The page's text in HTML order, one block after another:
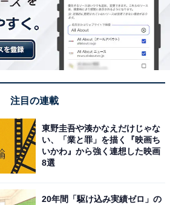
注目の連載
東野圭吾や湊かなえだけじゃな
い、「業と罪」を描く『映画ち
いかわ』から強く連想した映画
8選
20年間「駆け込み実績ゼロ」の